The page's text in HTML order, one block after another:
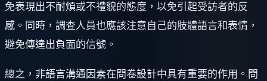
免表現出不耐煩或不禮貌的態度，以免引起受訪者的反
感。同時，調查人員也應該注意自己的肢體語言和表情，
避免傳達出負面的信號。
總之，非語言溝通因素在問卷設計中具有重要的作用。問